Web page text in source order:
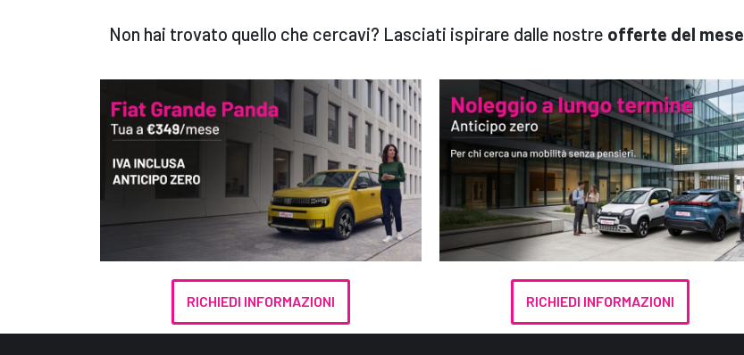
Non hai trovato quello che cercavi? Lasciati ispirare dalle nostre offerte del mese
RICHIEDI INFORMAZIONI RICHIEDI INFORMAZIONI